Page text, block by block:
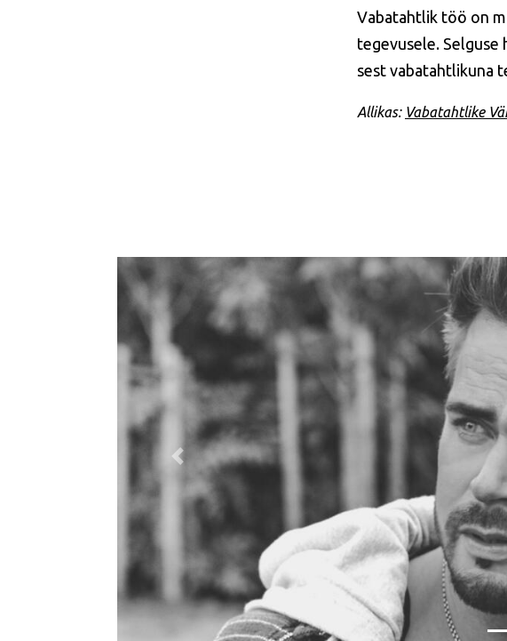
Vabatahtlik töö on
tegevusele.
sest vabatahtlikuna
Allikas: Vabatahtlike
Previous